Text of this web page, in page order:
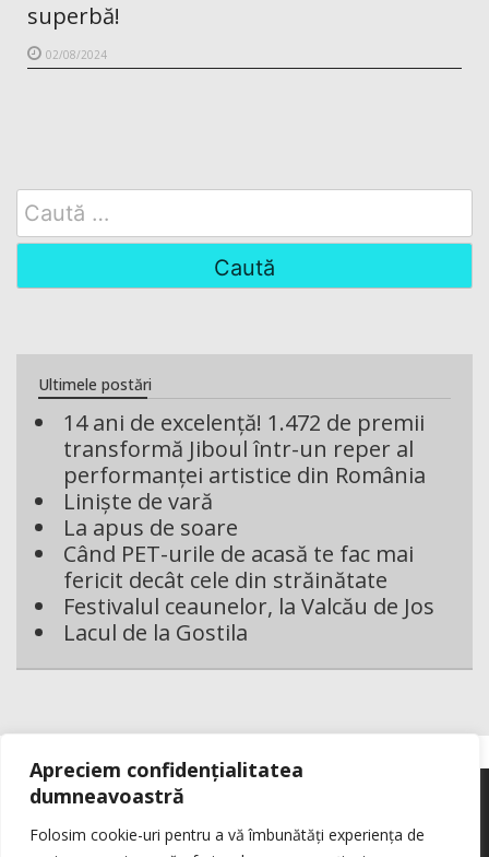
Apreciem confidențialitatea
dumneavoastră
Folosim cookie-uri pentru a vă îmbunătăți experiența de
superbă!
02/08/2024
Search
for:
Ultimele postări
14 ani de excelență! 1.472 de premii
transformă Jiboul într-un reper al
performanței artistice din România
Liniște de vară
La apus de soare
Când PET-urile de acasă te fac mai
fericit decât cele din străinătate
Festivalul ceaunelor, la Valcău de Jos
Lacul de la Gostila